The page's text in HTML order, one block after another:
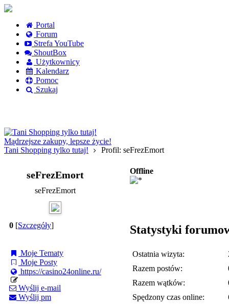
Portal
Forum
Strefa YouTube
ShoutBox
Użytkownicy
Kalendarz
Pomoc
Szukaj
Mądrzejsze zakupy, lepsze życie!
Tani Shopping tylko tutaj!
Profil: seFrezEmort
seFrezEmort
seFrezEmort
0 [Szczegóły]
Moje Tematy
Moje Posty
https://casino24online.ru/
Wyślij e-mail
Wyślij pm
Offline
Statystyki
Ostatnia wizyta:
Razem postów:
Razem wątków:
Spędzony czas online: